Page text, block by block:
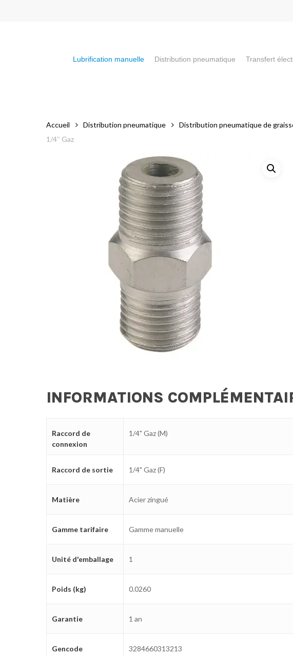
Lubrification manuelle Distribution pneumatique Transfert
Accueil Distribution pneumatique Distribution pneumatique de
1/4″ Gaz
INFORMATIONS
Raccord de
connexion
1/4" Gaz (M)
Raccord de sortie 1/4" Gaz (F)
Matière Acier zingué
Gamme tarifaire Gamme manuelle
Unité d'emballage 1
Poids (kg) 0.0260
Garantie 1 an
Gencode 3284660313213